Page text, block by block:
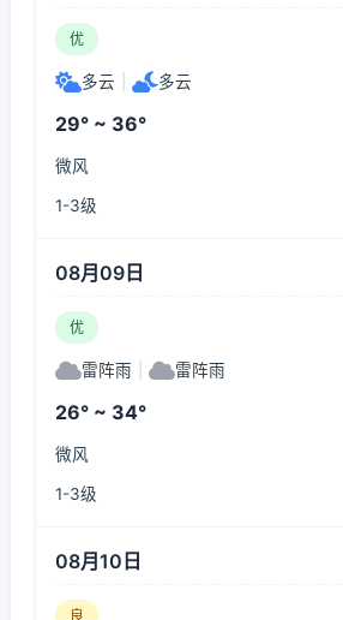
优
多云 多云
29° ~ 36°
微风
1-3级
08月09日
优
雷阵雨 雷阵雨
26° ~ 34°
微风
1-3级
08月10日
良